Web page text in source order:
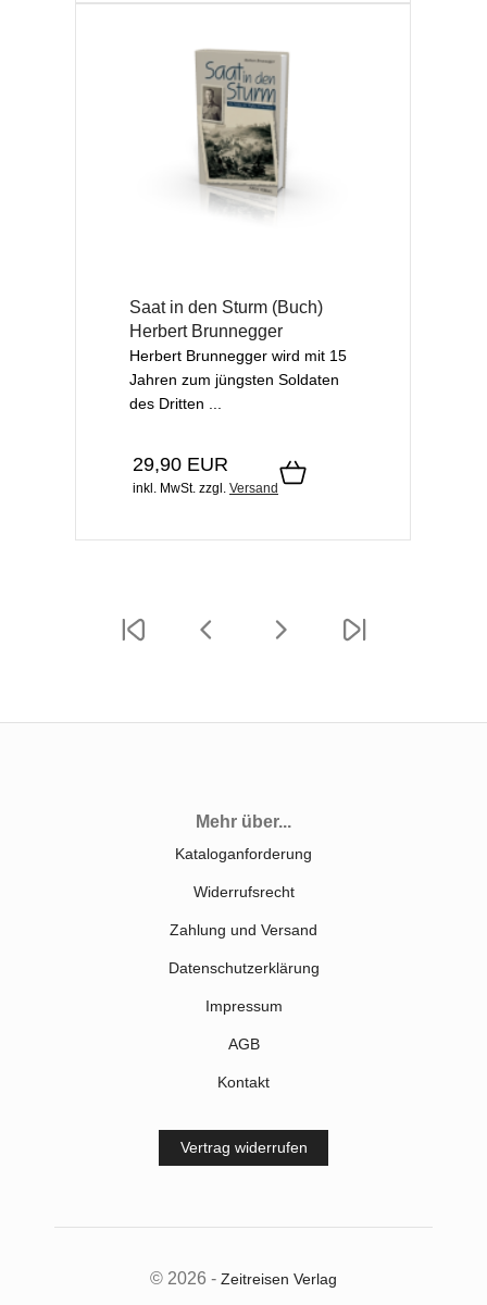
Saat in den Sturm (Buch)
Herbert Brunnegger
Herbert Brunnegger wird mit 15
Jahren zum jüngsten Soldaten
des Dritten ...
29,90 EUR
inkl. MwSt. zzgl. Versand
Mehr über...
Kataloganforderung
Widerrufsrecht
Zahlung und Versand
Datenschutzerklärung
Impressum
AGB
Kontakt
Vertrag widerrufen
© 2026 - Zeitreisen Verlag